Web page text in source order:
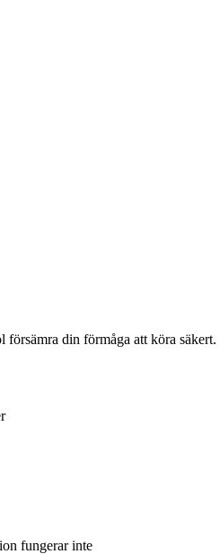
din förmåga att köra säkert.
fungerar inte